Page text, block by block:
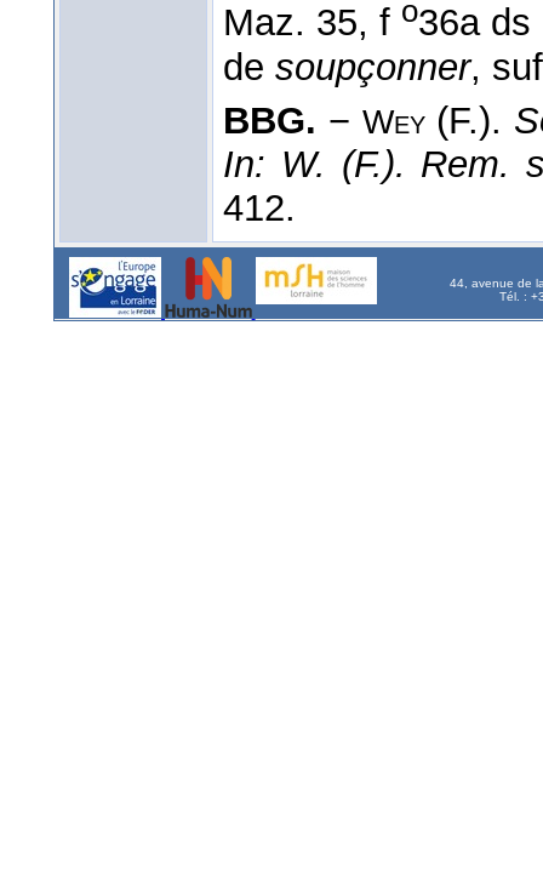
Maz. 35, f o36a ds
de soupçonner,
BBG. − Wey(F.).
In: W. (F.). Rem.
412.
44, avenue de
Tél. :